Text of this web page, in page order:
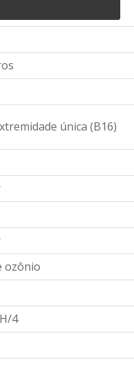
única (B16)
ozônio
4